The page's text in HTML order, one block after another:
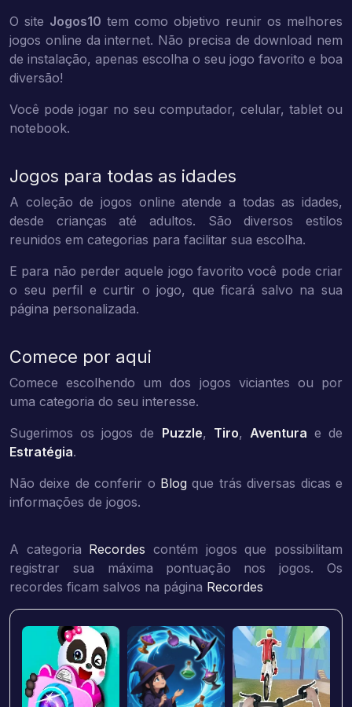
O site Jogos10 tem como objetivo reunir os melhores
jogos online da internet. Não precisa de download nem
de instalação, apenas escolha o seu jogo favorito e boa
diversão!
Você pode jogar no seu computador, celular, tablet ou
notebook.
Jogos para todas as idades
A coleção de jogos online atende a todas as idades,
desde crianças até adultos. São diversos estilos
reunidos em categorias para facilitar sua escolha.
E para não perder aquele jogo favorito você pode criar
o seu perfil e curtir o jogo, que ficará salvo na sua
página personalizada.
Comece por aqui
Comece escolhendo um dos jogos viciantes ou por
uma categoria do seu interesse.
Sugerimos os jogos de Puzzle, Tiro, Aventura e de
Estratégia.
Não deixe de conferir o Blog que trás diversas dicas e
informações de jogos.
A categoria Recordes contém jogos que possibilitam
registrar sua máxima pontuação nos jogos. Os
recordes ficam salvos na página Recordes